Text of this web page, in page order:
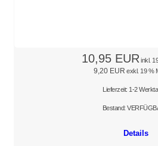
10,95 EUR inkl.
9,20 EUR exkl. 19 %
Lieferzeit: 1-2
Bestand:
Details